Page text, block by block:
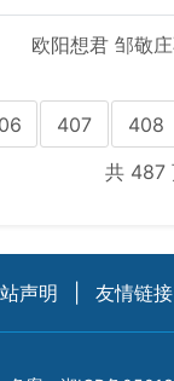
欧阳想君 邹敬
407 408
共 487
声明 友情链接